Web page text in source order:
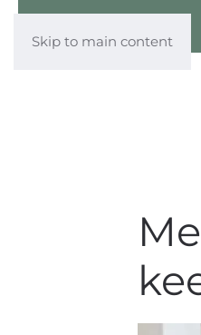
Skip to main content